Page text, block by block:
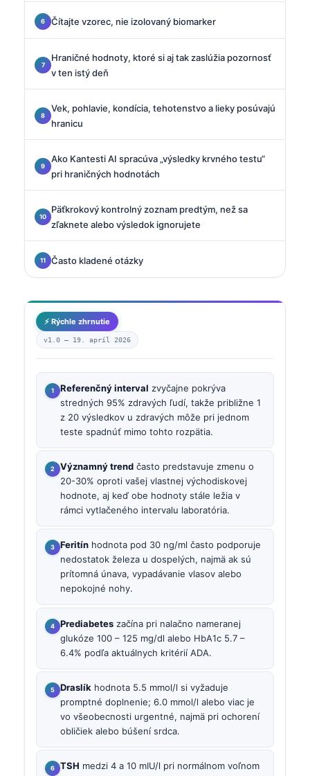
Čítajte vzorec, nie izolovaný biomarker
Hraničné hodnoty, ktoré si aj tak zaslúžia pozornosť
v ten istý deň
Vek, pohlavie, kondícia, tehotenstvo a lieky posúvajú
hranicu
Ako Kantesti AI spracúva „výsledky krvného testu“
pri hraničných hodnotách
Päťkrokový kontrolný zoznam predtým, než sa
zľaknete alebo výsledok ignorujete
Často kladené otázky
⚡ Rýchle zhrnutie
v1.0 — 19. apríl 2026
Referenčný interval zvyčajne pokrýva
stredných 95% zdravých ľudí, takže približne 1
z 20 výsledkov u zdravých môže pri jednom
teste spadnúť mimo tohto rozpätia.
Významný trend často predstavuje zmenu o
20-30% oproti vašej vlastnej východiskovej
hodnote, aj keď obe hodnoty stále ležia v
rámci vytlačeného intervalu laboratória.
Feritín hodnota pod 30 ng/ml často podporuje
nedostatok železa u dospelých, najmä ak sú
prítomná únava, vypadávanie vlasov alebo
nepokojné nohy.
Prediabetes začína pri nalačno nameranej
glukóze 100 – 125 mg/dl alebo HbA1c 5.7 –
6.4% podľa aktuálnych kritérií ADA.
Draslík hodnota 5.5 mmol/l si vyžaduje
promptné doplnenie; 6.0 mmol/l alebo viac je
vo všeobecnosti urgentné, najmä pri ochorení
obličiek alebo búšení srdca.
TSH medzi 4 a 10 mIU/l pri normálnom voľnom